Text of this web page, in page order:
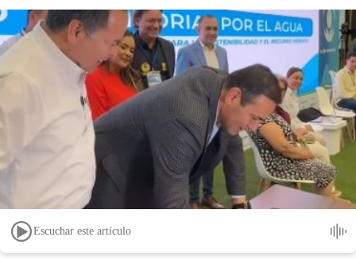
Escuchar este artículo